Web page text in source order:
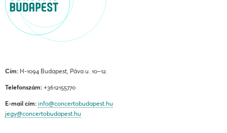
Cím: H-1094 Budapest, Páva u. 10–12.
Telefonszám: +3612155770
E-mail cím: info@concertobudapest.hu
jegy@concertobudapest.hu